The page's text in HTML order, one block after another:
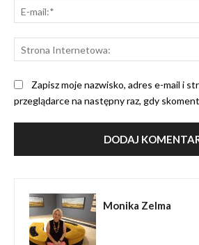
Zapisz moje nazwisko, adres e-mail i
przeglądarce na następny raz, gdy
Monika Zelma